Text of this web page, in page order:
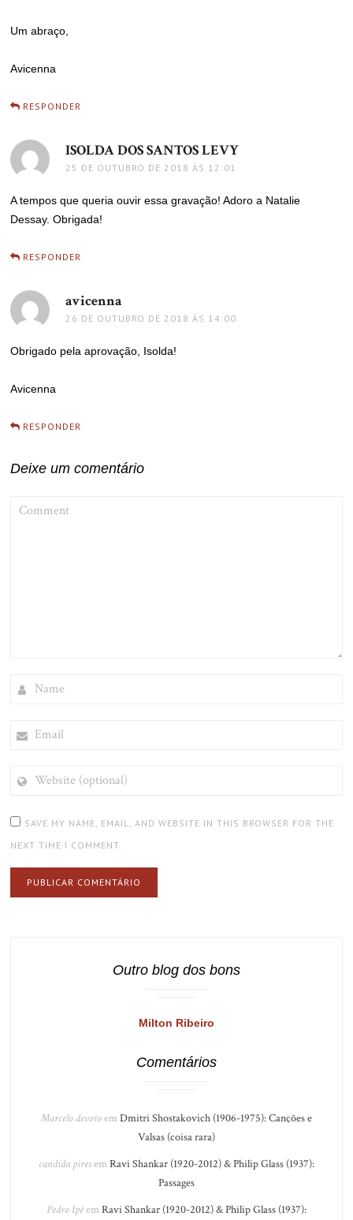
Um abraço,
Avicenna
RESPONDER
ISOLDA DOS SANTOS LEVY
25 DE OUTUBRO DE 2018 ÀS 12:01
A tempos que queria ouvir essa gravação! Adoro a Natalie
Dessay. Obrigada!
RESPONDER
avicenna
26 DE OUTUBRO DE 2018 ÀS 14:00
Obrigado pela aprovação, Isolda!
Avicenna
RESPONDER
Deixe um comentário
(OPTIONAL)
SAVE MY NAME, EMAIL, AND WEBSITE IN THIS BROWSER FOR THE
NEXT TIME I COMMENT.
Outro blog dos bons
Milton Ribeiro
Comentários
Marcelo devotoem Dmitri Shostakovich (1906-1975): Canções e
Valsas (coisa rara)
candida piresem Ravi Shankar (1920-2012) & Philip Glass (1937):
Passages
Pedro Ipêem Ravi Shankar (1920-2012) & Philip Glass (1937):